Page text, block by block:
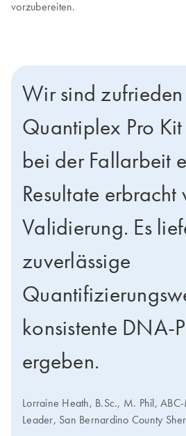
vorzubereiten.
Wir sind zufrieden
Quantiplex Pro
bei der Fallarbeit
Resultate
Validierung. Es
zuverlässige
konsistente DNA-
ergeben.
Lorraine Heath, B.Sc., M. Phil,
Leader, San Bernardino County